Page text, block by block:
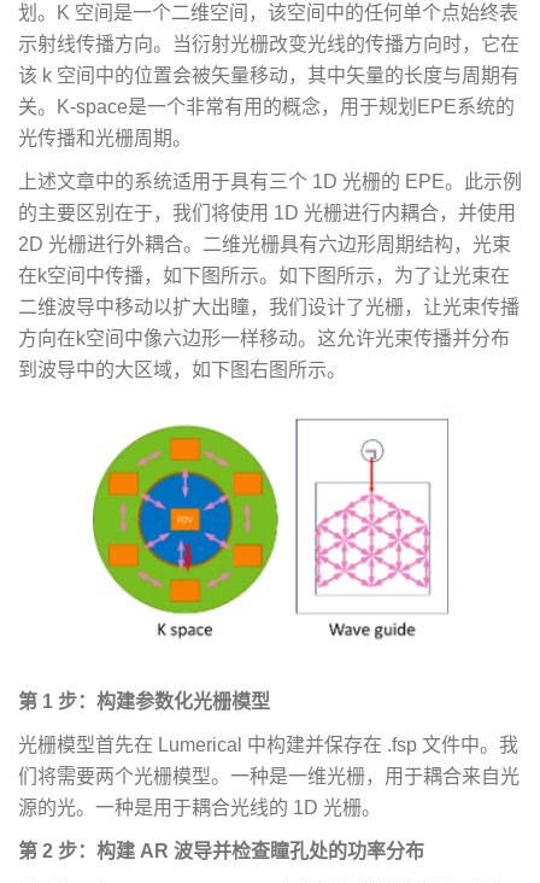
划。K 空间是一个二维空间，该空间中的任何单个点始终表
示射线传播方向。当衍射光栅改变光线的传播方向时，它在
该 k 空间中的位置会被矢量移动，其中矢量的长度与周期有
关。K-space是一个非常有用的概念，用于规划EPE系统的
光传播和光栅周期。
上述文章中的系统适用于具有三个 1D 光栅的 EPE。此示例
的主要区别在于，我们将使用 1D 光栅进行内耦合，并使用
2D 光栅进行外耦合。二维光栅具有六边形周期结构，光束
在k空间中传播，如下图所示。如下图所示，为了让光束在
二维波导中移动以扩大出瞳，我们设计了光栅，让光束传播
方向在k空间中像六边形一样移动。这允许光束传播并分布
到波导中的大区域，如下图右图所示。
第 1 步：构建参数化光栅模型
光栅模型首先在 Lumerical 中构建并保存在 .fsp 文件中。我
们将需要两个光栅模型。一种是一维光栅，用于耦合来自光
源的光。一种是用于耦合光线的 1D 光栅。
第 2 步：构建 AR 波导并检查瞳孔处的功率分布